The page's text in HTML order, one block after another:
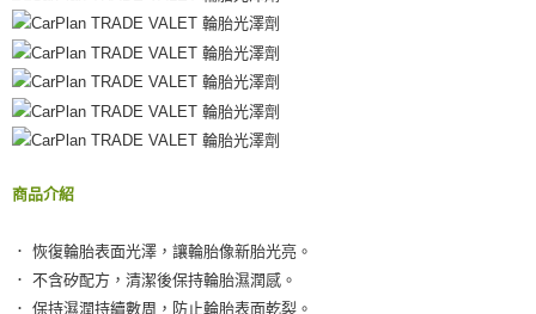
２．訂單成立數日內，您將收到繳費通知簡訊。
３．收到繳費通知簡訊後14天內，點擊此簡訊中的連結，可透過四大超商／
ATM／網路銀行／等多元方式進行付款，方視為交易完成。
※ 請注意：結帳手續完成當下不需立刻繳費，但若您需要取消訂單，請聯絡
購買商品的店家。未經商家同意取消之訂單仍視為有效，需透過AFTEE先享
後付繳納相關費用。
※ 交易是否成功請以「AFTEE先享後付 」之結帳頁面顯示為準，若有關於
客戶支援中心」
１．透過由恩沛科技股份有限公司提供之「AFTEE先享後付」服務完成之交
易，需依本服務之必要範圍內提供個人資料，並將交易相關給付款項請求債
權轉讓予恩沛科技股份有限公司。
每筆NT$300
付款後門市自取
免運費
商品介紹
． 恢復輪胎表面光澤，讓輪胎像新胎光亮。
． 不含矽配方，清潔後保持輪胎濕潤感。
． 保持濕潤持續數周，防止輪胎表面乾裂。